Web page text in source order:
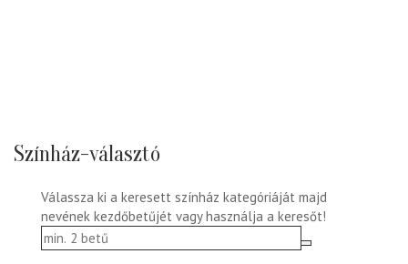
Színház-választó
Válassza ki a keresett színház kategóriáját majd
nevének kezdőbetűjét vagy használja a keresőt!